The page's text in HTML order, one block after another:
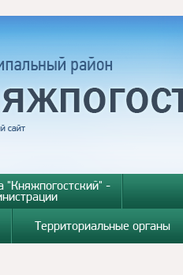
"Княжпогостский" -
Территориальные органы